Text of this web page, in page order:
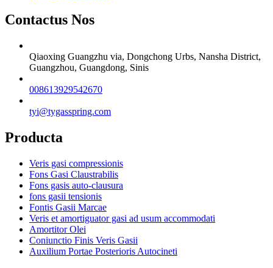
Contactus Nos
Qiaoxing Guangzhu via, Dongchong Urbs, Nansha District,
Guangzhou, Guangdong, Sinis
008613929542670
tyi@tygasspring.com
Producta
Veris gasi compressionis
Fons Gasi Claustrabilis
Fons gasis auto-clausura
fons gasii tensionis
Fontis Gasii Marcae
Veris et amortiguator gasi ad usum accommodati
Amortitor Olei
Coniunctio Finis Veris Gasii
Auxilium Portae Posterioris Autocineti